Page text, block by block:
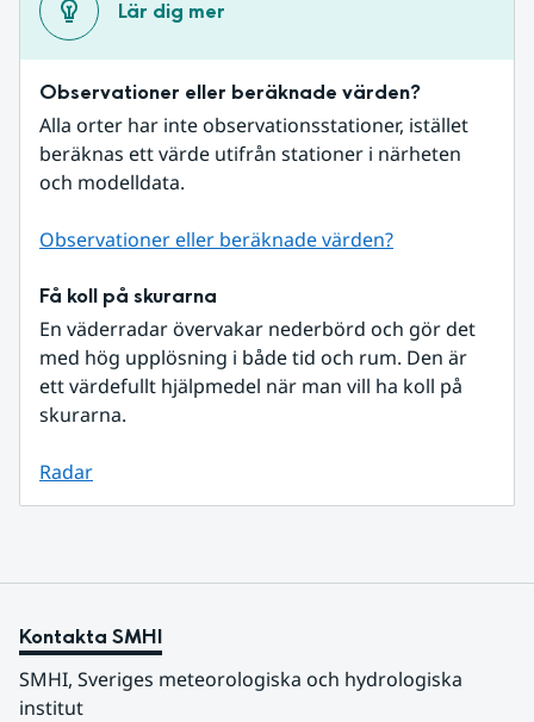
Lär dig mer
Observationer eller beräknade värden?
Alla orter har inte observationsstationer, istället
beräknas ett värde utifrån stationer i närheten
och modelldata.
Observationer eller beräknade värden?
Få koll på skurarna
En väderradar övervakar nederbörd och gör det
med hög upplösning i både tid och rum. Den är
ett värdefullt hjälpmedel när man vill ha koll på
skurarna.
Radar
Kontakta SMHI
SMHI, Sveriges meteorologiska och hydrologiska
institut